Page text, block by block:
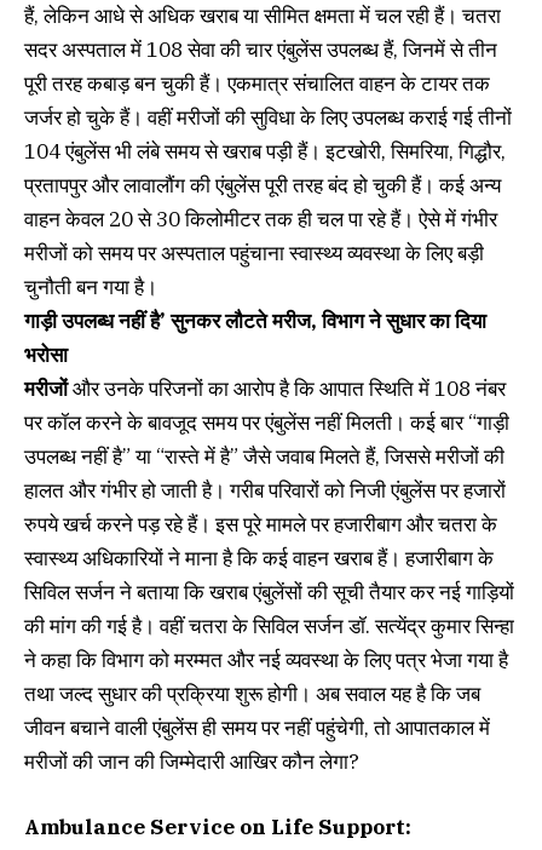
हैं, लेकिन आधे से अधिक खराब या सीमित क्षमता में चल रही हैं। चतरा
सदर अस्पताल में 108 सेवा की चार एंबुलेंस उपलब्ध हैं, जिनमें से तीन
पूरी तरह कबाड़ बन चुकी हैं। एकमात्र संचालित वाहन के टायर तक
जर्जर हो चुके हैं। वहीं मरीजों की सुविधा के लिए उपलब्ध कराई गई तीनों
104 एंबुलेंस भी लंबे समय से खराब पड़ी हैं। इटखोरी, सिमरिया, गिद्धौर,
प्रतापपुर और लावालौंग की एंबुलेंस पूरी तरह बंद हो चुकी हैं। कई अन्य
वाहन केवल 20 से 30 किलोमीटर तक ही चल पा रहे हैं। ऐसे में गंभीर
मरीजों को समय पर अस्पताल पहुंचाना स्वास्थ्य व्यवस्था के लिए बड़ी
चुनौती बन गया है।
गाड़ी उपलब्ध नहीं है’ सुनकर लौटते मरीज, विभाग ने सुधार का दिया
भरोसा
मरीजोंऔर उनके परिजनों का आरोप है कि आपात स्थिति में 108 नंबर
पर कॉल करने के बावजूद समय पर एंबुलेंस नहीं मिलती। कई बार “गाड़ी
उपलब्ध नहीं है” या “रास्ते में है” जैसे जवाब मिलते हैं, जिससे मरीजों की
हालत और गंभीर हो जाती है। गरीब परिवारों को निजी एंबुलेंस पर हजारों
रुपये खर्च करने पड़ रहे हैं। इस पूरे मामले पर हजारीबाग और चतरा के
स्वास्थ्य अधिकारियों ने माना है कि कई वाहन खराब हैं। हजारीबाग के
सिविल सर्जन ने बताया कि खराब एंबुलेंसों की सूची तैयार कर नई गाड़ियों
की मांग की गई है। वहीं चतरा के सिविल सर्जन डॉ. सत्येंद्र कुमार सिन्हा
ने कहा कि विभाग को मरम्मत और नई व्यवस्था के लिए पत्र भेजा गया है
तथा जल्द सुधार की प्रक्रिया शुरू होगी। अब सवाल यह है कि जब
जीवन बचाने वाली एंबुलेंस ही समय पर नहीं पहुंचेगी, तो आपातकाल में
मरीजों की जान की जिम्मेदारी आखिर कौन लेगा?
Ambulance Service on Life Support: